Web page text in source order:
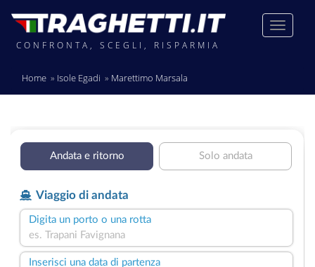
CONFRONTA, SCEGLI, RISPARMIA
Home Isole Egadi Marettimo Marsala